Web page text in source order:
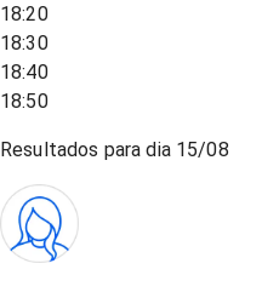
18:20
18:30
18:40
18:50
Resultados para dia 15/08